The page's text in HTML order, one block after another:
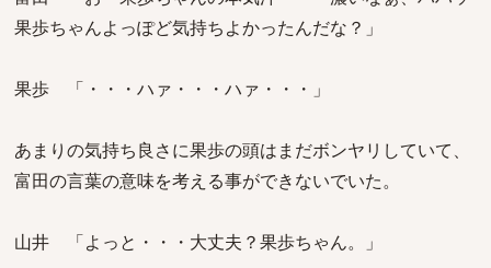
果歩ちゃんよっぽど気持ちよかったんだな？」
果歩 「・・・ハァ・・・ハァ・・・」
あまりの気持ち良さに果歩の頭はまだボンヤリしていて、
富田の言葉の意味を考える事ができないでいた。
山井 「よっと・・・大丈夫？果歩ちゃん。」